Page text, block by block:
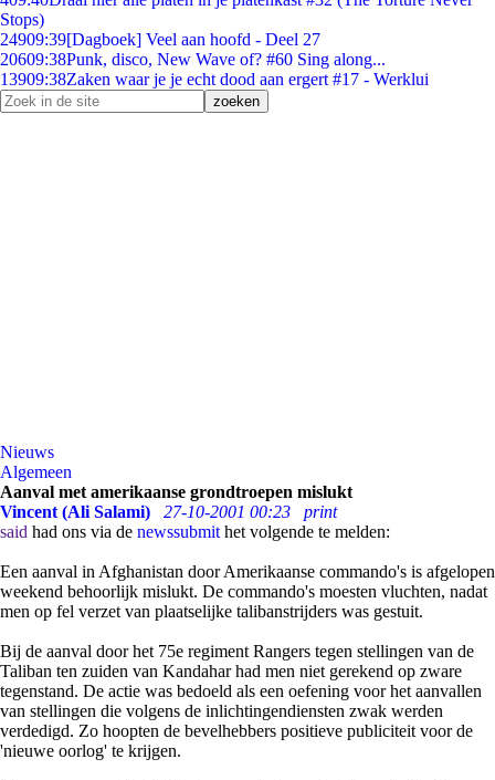
Stops)
24909:39[Dagboek] Veel aan hoofd - Deel 27
20609:38Punk, disco, New Wave of? #60 Sing along...
13909:38Zaken waar je je echt dood aan ergert #17 - Werklui
Nieuws
Algemeen
Aanval met amerikaanse grondtroepen mislukt
Vincent (Ali Salami)
27-10-2001 00:23
print
said had ons via de newssubmit het volgende te melden:
Een aanval in Afghanistan door Amerikaanse commando's is afgelopen
weekend behoorlijk mislukt. De commando's moesten vluchten, nadat
men op fel verzet van plaatselijke talibanstrijders was gestuit.
Bij de aanval door het 75e regiment Rangers tegen stellingen van de
Taliban ten zuiden van Kandahar had men niet gerekend op zware
tegenstand. De actie was bedoeld als een oefening voor het aanvallen
van stellingen die volgens de inlichtingendiensten zwak werden
verdedigd. Zo hoopten de bevelhebbers positieve publiciteit voor de
'nieuwe oorlog' te krijgen.